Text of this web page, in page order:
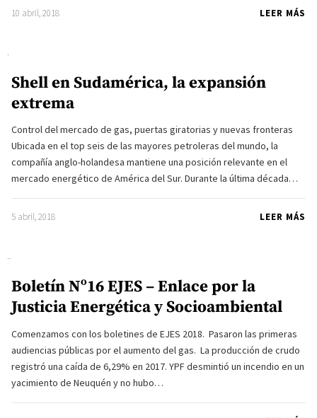
10 abril, 2018 LEER MÁS
Shell en Sudamérica, la expansión
extrema
Control del mercado de gas, puertas giratorias y nuevas fronteras
Ubicada en el top seis de las mayores petroleras del mundo, la
compañía anglo-holandesa mantiene una posición relevante en el
mercado energético de América del Sur. Durante la última década…
5 abril, 2018 LEER MÁS
Boletín Nº16 EJES – Enlace por la
Justicia Energética y Socioambiental
Comenzamos con los boletines de EJES 2018. Pasaron las primeras
audiencias públicas por el aumento del gas. La producción de crudo
registró una caída de 6,29% en 2017. YPF desmintió un incendio en un
yacimiento de Neuquén y no hubo…